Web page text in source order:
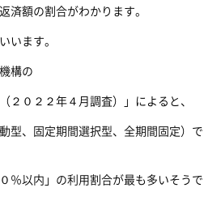
済額の割合がわかります。
います。
構の
２０２２年４月調査）」によると、
型、固定期間選択型、全期間固定）で
％以内」の利用割合が最も多いそうで